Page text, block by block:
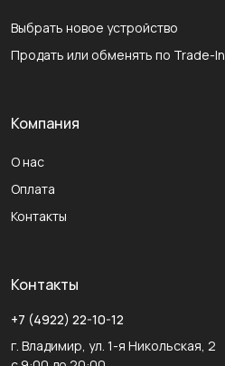
Выбрать новое устройство
Продать или обменять по Trade-In
Компания
О нас
Оплата
Контакты
Контакты
+7 (4922) 22-10-12
г. Владимир, ул. 1-я Никольская, 2